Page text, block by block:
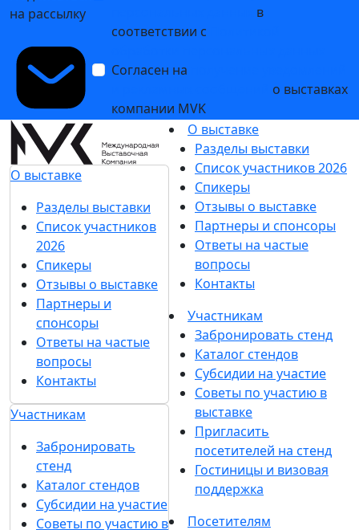
на рассылку
в
соответствии с
Согласен на
о выставках
компании MVK
О выставке
Разделы выставки
Список участников
2026
Спикеры
Отзывы о выставке
Партнеры и
спонсоры
Ответы на частые
вопросы
Контакты
Участникам
Забронировать
стенд
Каталог стендов
Субсидии на участие
Советы по участию в
О выставке
Разделы выставки
Список участников 2026
Спикеры
Отзывы о выставке
Партнеры и спонсоры
Ответы на частые
вопросы
Контакты
Участникам
Забронировать стенд
Каталог стендов
Субсидии на участие
Советы по участию в
выставке
Пригласить
посетителей на стенд
Гостиницы и визовая
поддержка
Посетителям